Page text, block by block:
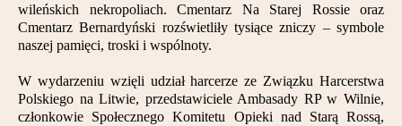
Moneta
Rossa
wileńskich nekropoliach. Cmentarz Na Starej Rossie oraz
Cmentarz Bernardyński rozświetliły tysiące zniczy – symbole
naszej pamięci, troski i wspólnoty.
W wydarzeniu wzięli udział harcerze ze Związku Harcerstwa
Polskiego na Litwie, przedstawiciele Ambasady RP w Wilnie,
członkowie Społecznego Komitetu Opieki nad Starą Rossą,